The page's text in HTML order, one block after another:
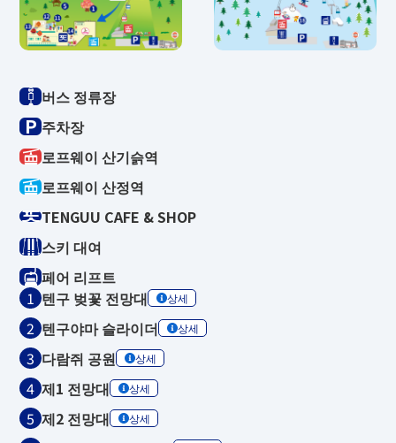
버스 정류장
P 주차장
로프웨이 산기슭역
로프웨이 산정역
TENGUU CAFE & SHOP
스키 대여
페어 리프트
텐구 벚꽃 전망대
상세
텐구야마 슬라이더 상세
다람쥐 공원 상세
제1 전망대 상세
제2 전망대 상세